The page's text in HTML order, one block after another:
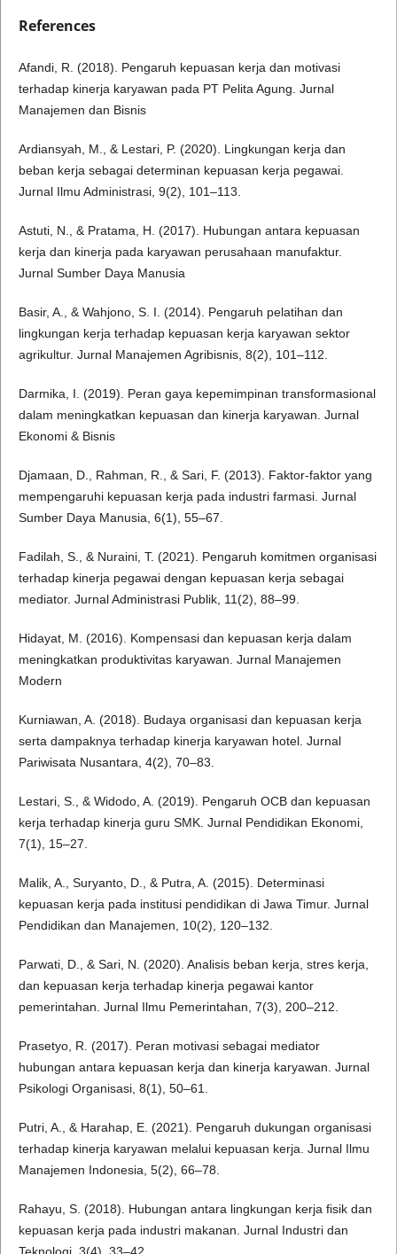
References
Afandi, R. (2018). Pengaruh kepuasan kerja dan motivasi
terhadap kinerja karyawan pada PT Pelita Agung. Jurnal
Manajemen dan Bisnis
Ardiansyah, M., & Lestari, P. (2020). Lingkungan kerja dan
beban kerja sebagai determinan kepuasan kerja pegawai.
Jurnal Ilmu Administrasi, 9(2), 101–113.
Astuti, N., & Pratama, H. (2017). Hubungan antara kepuasan
kerja dan kinerja pada karyawan perusahaan manufaktur.
Jurnal Sumber Daya Manusia
Basir, A., & Wahjono, S. I. (2014). Pengaruh pelatihan dan
lingkungan kerja terhadap kepuasan kerja karyawan sektor
agrikultur. Jurnal Manajemen Agribisnis, 8(2), 101–112.
Darmika, I. (2019). Peran gaya kepemimpinan transformasional
dalam meningkatkan kepuasan dan kinerja karyawan. Jurnal
Ekonomi & Bisnis
Djamaan, D., Rahman, R., & Sari, F. (2013). Faktor-faktor yang
mempengaruhi kepuasan kerja pada industri farmasi. Jurnal
Sumber Daya Manusia, 6(1), 55–67.
Fadilah, S., & Nuraini, T. (2021). Pengaruh komitmen organisasi
terhadap kinerja pegawai dengan kepuasan kerja sebagai
mediator. Jurnal Administrasi Publik, 11(2), 88–99.
Hidayat, M. (2016). Kompensasi dan kepuasan kerja dalam
meningkatkan produktivitas karyawan. Jurnal Manajemen
Modern
Kurniawan, A. (2018). Budaya organisasi dan kepuasan kerja
serta dampaknya terhadap kinerja karyawan hotel. Jurnal
Pariwisata Nusantara, 4(2), 70–83.
Lestari, S., & Widodo, A. (2019). Pengaruh OCB dan kepuasan
kerja terhadap kinerja guru SMK. Jurnal Pendidikan Ekonomi,
7(1), 15–27.
Malik, A., Suryanto, D., & Putra, A. (2015). Determinasi
kepuasan kerja pada institusi pendidikan di Jawa Timur. Jurnal
Pendidikan dan Manajemen, 10(2), 120–132.
Parwati, D., & Sari, N. (2020). Analisis beban kerja, stres kerja,
dan kepuasan kerja terhadap kinerja pegawai kantor
pemerintahan. Jurnal Ilmu Pemerintahan, 7(3), 200–212.
Prasetyo, R. (2017). Peran motivasi sebagai mediator
hubungan antara kepuasan kerja dan kinerja karyawan. Jurnal
Psikologi Organisasi, 8(1), 50–61.
Putri, A., & Harahap, E. (2021). Pengaruh dukungan organisasi
terhadap kinerja karyawan melalui kepuasan kerja. Jurnal Ilmu
Manajemen Indonesia, 5(2), 66–78.
Rahayu, S. (2018). Hubungan antara lingkungan kerja fisik dan
kepuasan kerja pada industri makanan. Jurnal Industri dan